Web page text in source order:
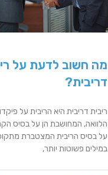
מה חשוב לדעת על
דריבית?
ריבית דריבית היא הריבית על
הלוואה, המחושבת הן על בסיס
על בסיס הריבית המצטברת
במילים פשוטות יותר,